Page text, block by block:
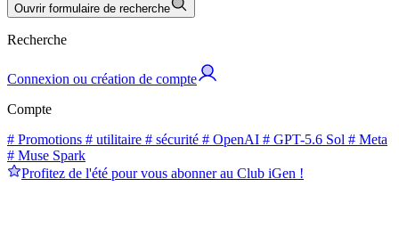
Ouvrir formulaire de recherche
Recherche
Connexion ou création de compte
Compte
# Promotions # utilitaire # sécurité # OpenAI # GPT-5.6 Sol # Meta
# Muse Spark
Profitez de l'été pour vous abonner au Club iGen !